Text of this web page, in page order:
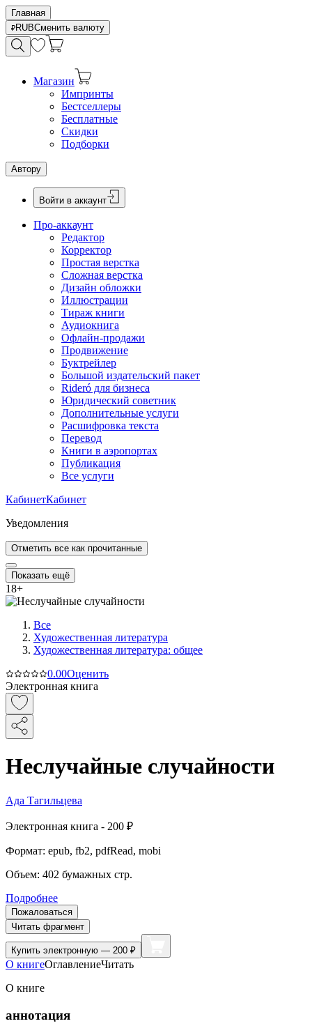
Главная
RUBСменить валюту
Магазин
Импринты
Бестселлеры
Бесплатные
Скидки
Подборки
Автору
Войти в аккаунт
Про-аккаунт
Редактор
Корректор
Простая верстка
Сложная верстка
Дизайн обложки
Иллюстрации
Тираж книги
Аудиокнига
Офлайн-продажи
Продвижение
Буктрейлер
Большой издательский пакет
Rideró для бизнеса
Юридический советник
Дополнительные услуги
Расшифровка текста
Перевод
Книги в аэропортах
Публикация
Все услуги
КабинетКабинет
Уведомления
Отметить все как прочитанные
Показать ещё
18+
Все
Художественная литература
Художественная литература: общее
0.00Оценить
Электронная книга
Неслучайные случайности
Ада Тагильцева
Электронная книга - 200 ₽
Формат: epub, fb2, pdfRead, mobi
Объем: 402 бумажных стр.
Подробнее
Пожаловаться
Читать фрагмент
Купить электронную — 200 ₽
О книгеОглавлениеЧитать
О книге
аннотация